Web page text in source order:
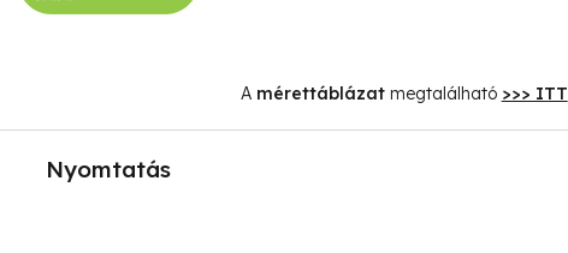
A mérettáblázat megtalálható >>> ITT
Nyomtatás